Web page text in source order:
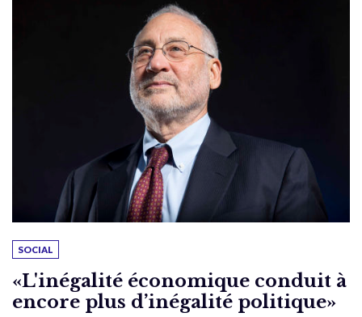
SOCIAL
«L'inégalité économique conduit à
encore plus d’inégalité politique»